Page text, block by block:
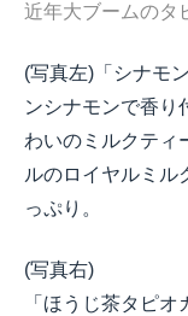
近年大ブームのタ
(写真左) 「シナモ
ンシナモンで香り
わいのミルクティ
ルのロイヤルミル
っぷり。
(写真右)
「ほうじ茶タピ